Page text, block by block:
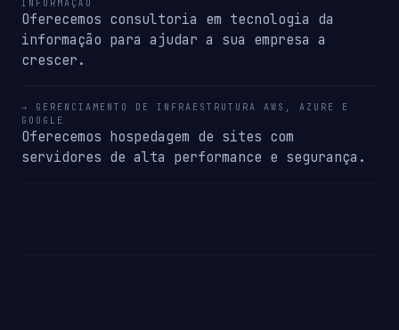
INFORMAÇÃO
Oferecemos consultoria em tecnologia da
informação para ajudar a sua empresa a
crescer.
→ GERENCIAMENTO DE INFRAESTRUTURA AWS, AZURE E
GOOGLE
Oferecemos hospedagem de sites com
servidores de alta performance e segurança.